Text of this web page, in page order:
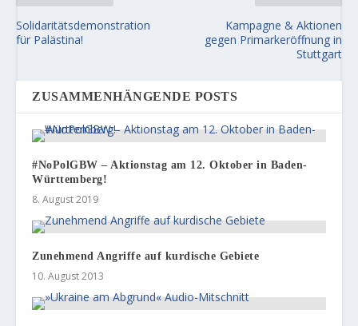
Solidaritätsdemonstration
für Palästina!
Kampagne & Aktionen
gegen Primarkeröffnung in
Stuttgart
ZUSAMMENHÄNGENDE POSTS
#NoPolGBW – Aktionstag am 12. Oktober in Baden-
Württemberg!
8. August 2019
Zunehmend Angriffe auf kurdische Gebiete
10. August 2013